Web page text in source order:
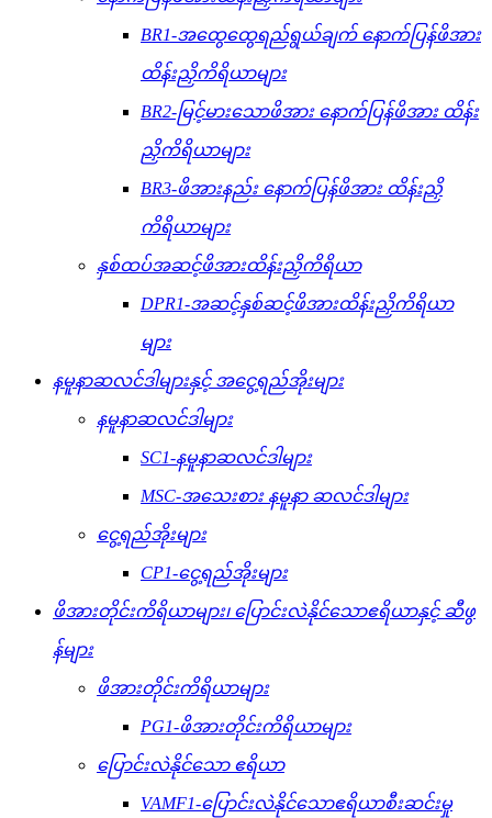
BR1-အထွေထွေရည်ရွယ်ချက် နောက်ပြန်ဖိအား
ထိန်းညှိကိရိယာများ
BR2-မြင့်မားသောဖိအား နောက်ပြန်ဖိအား ထိန်း
ညှိကိရိယာများ
BR3-ဖိအားနည်း နောက်ပြန်ဖိအား ထိန်းညှိ
ကိရိယာများ
နှစ်ထပ်အဆင့်ဖိအားထိန်းညှိကိရိယာ
DPR1-အဆင့်နှစ်ဆင့်ဖိအားထိန်းညှိကိရိယာ
များ
နမူနာဆလင်ဒါများနှင့် အငွေ့ရည်အိုးများ
နမူနာဆလင်ဒါများ
SC1-နမူနာဆလင်ဒါများ
MSC-အသေးစား နမူနာ ဆလင်ဒါများ
ငွေ့ရည်အိုးများ
CP1-ငွေ့ရည်အိုးများ
ဖိအားတိုင်းကိရိယာများ၊ ပြောင်းလဲနိုင်သောဧရိယာနှင့် ဆီဖွ
န်များ
ဖိအားတိုင်းကိရိယာများ
PG1-ဖိအားတိုင်းကိရိယာများ
ပြောင်းလဲနိုင်သော ဧရိယာ
VAMF1-ပြောင်းလဲနိုင်သောဧရိယာစီးဆင်းမှု